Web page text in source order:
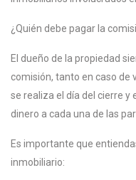
¿Quién debe pagar la
El dueño de la propiedad
comisión, tanto en caso de
se realiza el día del cierre y
dinero a cada una de las
Es importante que
inmobiliario: